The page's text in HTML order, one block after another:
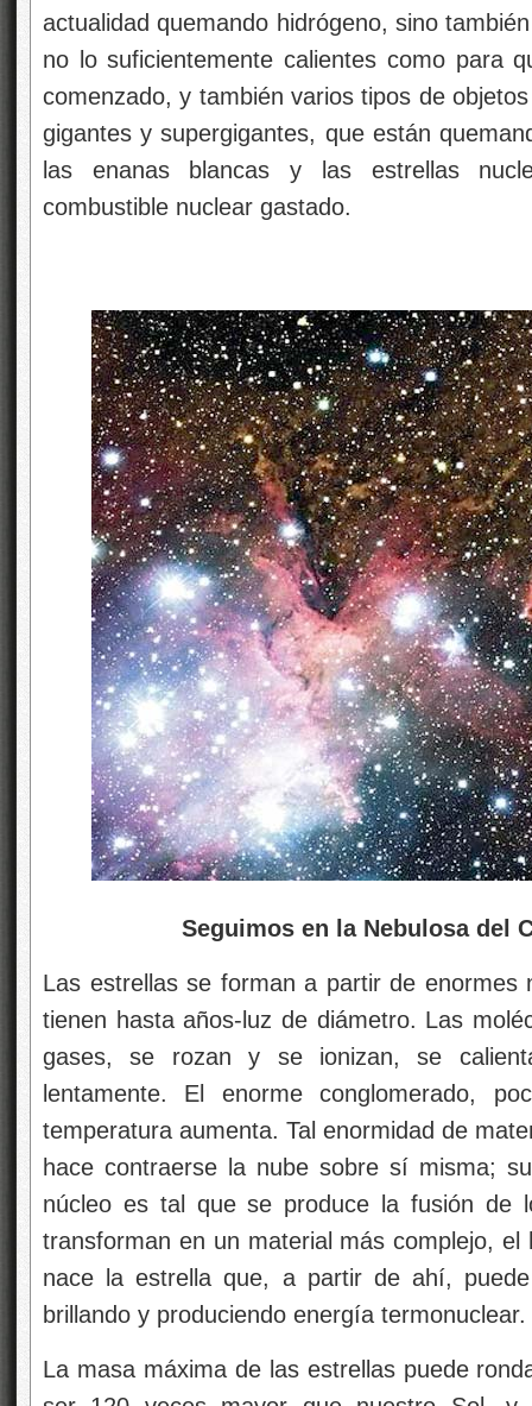
actualidad quemando hidrógeno, sino
no lo suficientemente calientes como para
comenzado, y también varios tipos de
gigantes y supergigantes, que están
las enanas blancas y las estrellas
combustible nuclear gastado.
Seguimos en la Nebulosa del
Las estrellas se forman a partir de
tienen hasta años-luz de diámetro. Las
gases, se rozan y se ionizan, se
lentamente. El enorme conglomerado,
temperatura aumenta. Tal enormidad de
hace contraerse la nube sobre sí misma;
núcleo es tal que se produce la fusión de
transforman en un material más complejo,
nace la estrella que, a partir de ahí,
brillando y produciendo energía termonuclear.
La masa máxima de las estrellas puede